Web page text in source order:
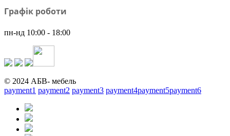
Графік роботи
пн-нд 10:00 - 18:00
© 2024 АБВ- мебель
payment1 payment2 payment3 payment4payment5payment6